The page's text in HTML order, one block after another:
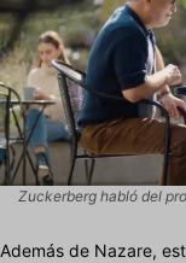
Zuckerberg habló del
Además de Nazare,